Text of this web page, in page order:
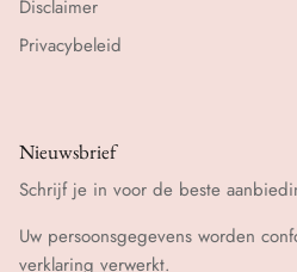
Disclaimer
Privacybeleid
Nieuwsbrief
Schrijf je in voor de beste
Uw persoonsgegevens worden
verklaring verwerkt.